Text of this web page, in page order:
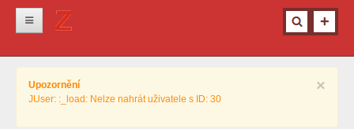
Krimi ×
Upozornění
JUser: :_load: Nelze nahrát uživatele s ID: 30